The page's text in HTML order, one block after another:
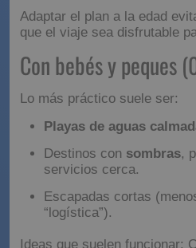
Adaptar el plan a la edad
que el viaje sea disfrutable
Con bebés y
años)
Lo más práctico suele ser:
Playas de aguas
servicios cerca.
Escapadas cortas
“logística”).